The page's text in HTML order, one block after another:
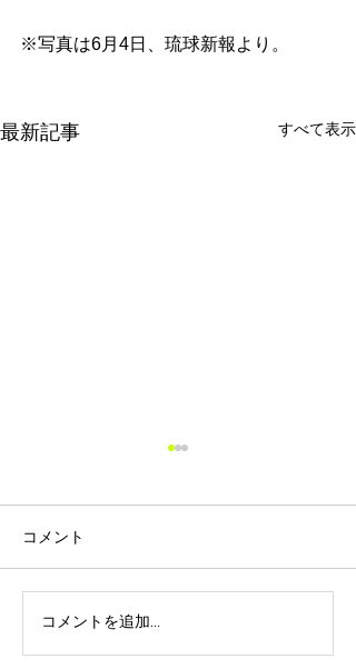
※写真は6月4日、琉球新報より。
最新記事 すべて表示
平素は格別のお引き立てを賜
り、厚く御礼申し上げます。
聞等から発信されていますよ
うに原油価格が 高騰してお
コメント
コメントを追加…